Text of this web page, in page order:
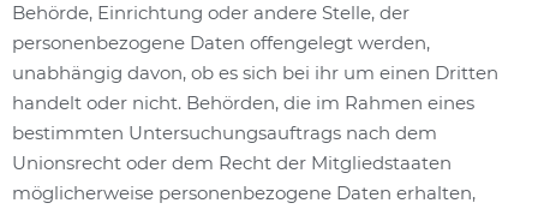
Behörde, Einrichtung oder andere Stelle, der
personenbezogene Daten offengelegt werden,
unabhängig davon, ob es sich bei ihr um einen Dritten
handelt oder nicht. Behörden, die im Rahmen eines
bestimmten Untersuchungsauftrags nach dem
Unionsrecht oder dem Recht der Mitgliedstaaten
möglicherweise personenbezogene Daten erhalten,